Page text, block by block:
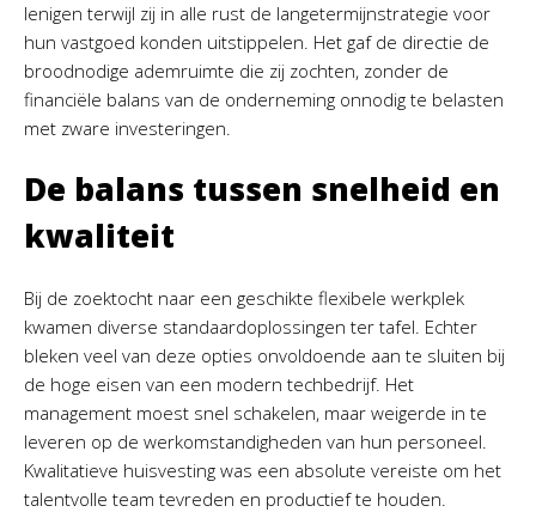
lenigen terwijl zij in alle rust de langetermijnstrategie voor
hun vastgoed konden uitstippelen. Het gaf de directie de
broodnodige ademruimte die zij zochten, zonder de
financiële balans van de onderneming onnodig te belasten
met zware investeringen.
De balans tussen snelheid en
kwaliteit
Bij de zoektocht naar een geschikte flexibele werkplek
kwamen diverse standaardoplossingen ter tafel. Echter
bleken veel van deze opties onvoldoende aan te sluiten bij
de hoge eisen van een modern techbedrijf. Het
management moest snel schakelen, maar weigerde in te
leveren op de werkomstandigheden van hun personeel.
Kwalitatieve huisvesting was een absolute vereiste om het
talentvolle team tevreden en productief te houden.